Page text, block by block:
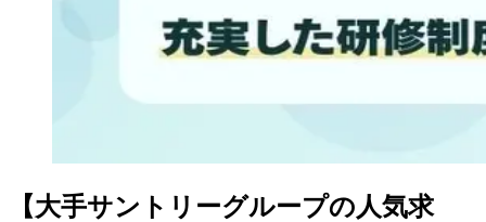
【大手サントリーグループの人気求